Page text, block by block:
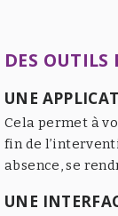
DES OUTILS
UNE
Cela permet à
fin de
absence, se
UNE